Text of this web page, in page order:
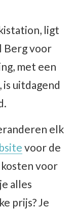
ligt
Berg voor
met een
uitdagend
elk
voor de
voor
alles
prijs? Je